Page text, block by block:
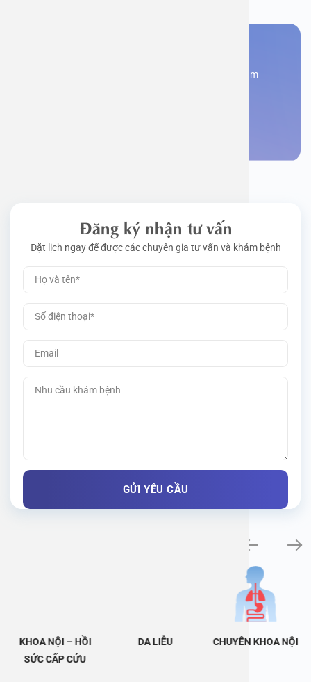
Đăng kí ngay để được các chuyên gia tư vấn và khám
Đăng ký nhận tư vấn
Đặt lịch ngay để được các chuyên gia tư vấn và khám bệnh
KHOA NỘI – HỒI
SỨC CẤP CỨU
DA LIỄU CHUYÊN KHOA NỘI